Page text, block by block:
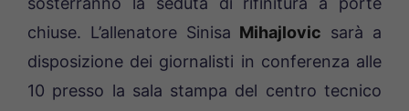
chiuse. L’allenatore Sinisa Mihajlovic sarà a
disposizione dei giornalisti in conferenza alle
10 presso la sala stampa del centro tecnico